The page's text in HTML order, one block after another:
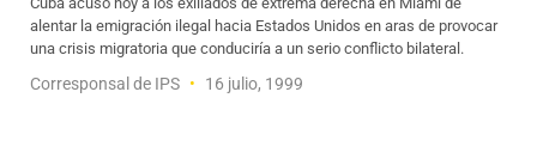
alentar la emigración ilegal hacia Estados Unidos en aras de provocar
una crisis migratoria que conduciría a un serio conflicto bilateral.
Corresponsal de IPS 16 julio, 1999